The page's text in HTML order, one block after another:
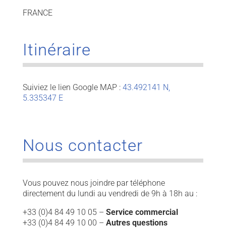
FRANCE
Itinéraire
Suiviez le lien Google MAP : 43.492141 N,
5.335347 E
Nous contacter
Vous pouvez nous joindre par téléphone
directement du lundi au vendredi de 9h à 18h au :
+33 (0)4 84 49 10 05 – Service commercial
+33 (0)4 84 49 10 00 – Autres questions